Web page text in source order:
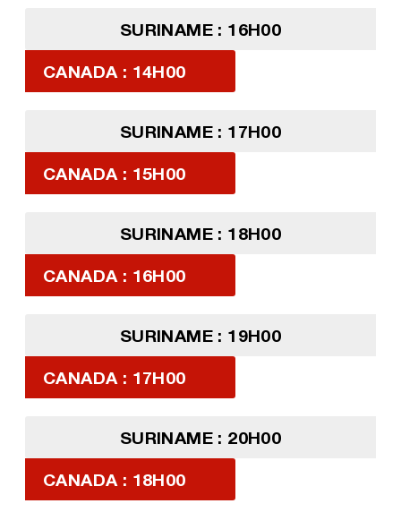
SURINAME : 16H00
CANADA : 14H00
SURINAME : 17H00
CANADA : 15H00
SURINAME : 18H00
CANADA : 16H00
SURINAME : 19H00
CANADA : 17H00
SURINAME : 20H00
CANADA : 18H00